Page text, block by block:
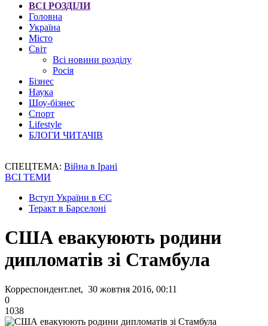
ВСІ РОЗДІЛИ
Головна
Україна
Місто
Світ
Всі новини розділу
Росія
Бізнес
Наука
Шоу-бізнес
Спорт
Lifestyle
БЛОГИ ЧИТАЧІВ
СПЕЦТЕМА: Війна в Ірані
ВСІ ТЕМИ
Вступ України в ЄС
Теракт в Барселоні
США евакуюють родини
дипломатів зі Стамбула
Корреспондент.net, 30 жовтня 2016, 00:11
0
1038